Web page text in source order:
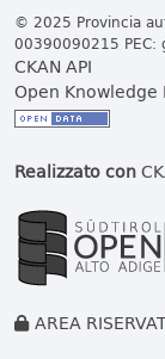
© 2025 Provincia
00390090215 PEC:
CKAN API
Open Knowledge
Realizzato con
AREA